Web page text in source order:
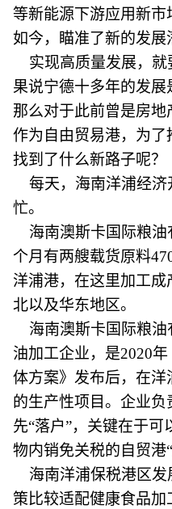
等新能源下游应用新市
如今，瞄准了新的发展
实现高质量发展，
果说宁德十多年的发展
那么对于此前曾是房
作为自由贸易港，为了
找到了什么新路子呢？
每天，海南洋浦经
忙。
海南澳斯卡国际粮
个月有两艘载货原料
洋浦港，在这里加工
北以及华东地区。
海南澳斯卡国际粮
油加工企业，是2020
体方案》发布后，在
的生产性项目。企业
先“落户”，关键在于可
物内销免关税的自贸港“
海南洋浦保税港区
策比较适配健康食品